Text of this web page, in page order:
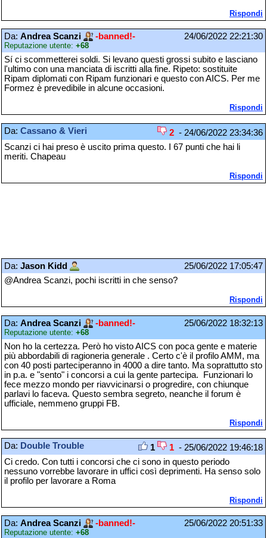
Rispondi
Da: Andrea Scanzi -banned!-
Reputazione utente: +68
24/06/2022 22:21:30
Sí ci scommetterei soldi. Si levano questi grossi subito e lasciano
l'ultimo con una manciata di iscritti alla fine. Ripeto: sostituite
Ripam diplomati con Ripam funzionari e questo con AICS. Per me
Formez è prevedibile in alcune occasioni.
Rispondi
Da: Cassano & Vieri 2 - 24/06/2022 23:34:36
Scanzi ci hai preso è uscito prima questo. I 67 punti che hai li
meriti. Chapeau
Rispondi
Da: Jason Kidd
25/06/2022 17:05:47
@Andrea Scanzi, pochi iscritti in che senso?
Rispondi
Da: Andrea Scanzi -banned!-
Reputazione utente: +68
25/06/2022 18:32:13
Non ho la certezza. Però ho visto AICS con poca gente e materie
più abbordabili di ragioneria generale . Certo c'è il profilo AMM, ma
con 40 posti parteciperanno in 4000 a dire tanto. Ma soprattutto sto
in p.a. e "sento" i concorsi a cui la gente partecipa. Funzionari lo
fece mezzo mondo per riavvicinarsi o progredire, con chiunque
parlavi lo faceva. Questo sembra segreto, neanche il forum è
ufficiale, nemmeno gruppi FB.
Rispondi
Da: Double Trouble 1 1 - 25/06/2022 19:46:18
Ci credo. Con tutti i concorsi che ci sono in questo periodo
nessuno vorrebbe lavorare in uffici così deprimenti. Ha senso solo
il profilo per lavorare a Roma
Rispondi
Da: Andrea Scanzi -banned!-
Reputazione utente: +68
25/06/2022 20:51:33